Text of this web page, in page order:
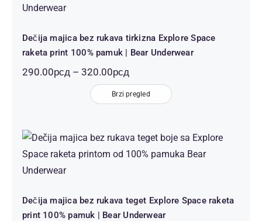
Dečija majica bez rukava tirkizna Explore Space
raketa print 100% pamuk | Bear Underwear
290.00рсд – 320.00рсдРаспон
цена:
од
290.00рсд
320.00рсд
Brzi pregled
Dečija majica bez rukava teget Explore
Space raketa print 100% pamuk | Bear
Dečija majica bez rukava teget Explore Space raketa
print 100% pamuk | Bear Underwear